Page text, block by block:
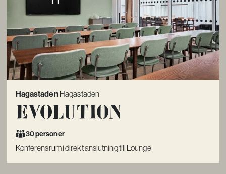
Hagastaden Hagastaden
Evolution
30 personer
Konferensrum i direkt anslutning till Lounge